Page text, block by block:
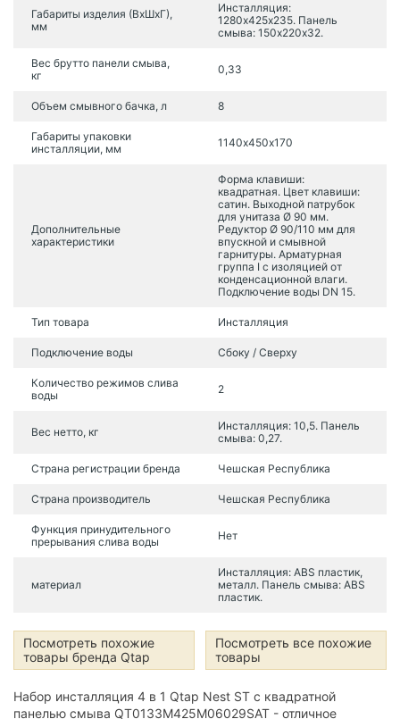
Габариты изделия (ВхШхГ),
мм
Инсталляция:
1280х425х235. Панель
смыва: 150х220х32.
Вес брутто панели смыва,
кг
0,33
Объем смывного бачка, л 8
Габариты упаковки
инсталляции, мм
1140х450х170
Дополнительные
характеристики
Форма клавиши:
квадратная. Цвет клавиши:
сатин. Выходной патрубок
для унитаза Ø 90 мм.
Редуктор Ø 90/110 мм для
впускной и смывной
гарнитуры. Арматурная
группа I с изоляцией от
конденсационной влаги.
Подключение воды DN 15.
Тип товара Инсталляция
Подключение воды Сбоку / Сверху
Количество режимов слива
воды
2
Вес нетто, кг
Инсталляция: 10,5. Панель
смыва: 0,27.
Страна регистрации бренда Чешская Республика
Страна производитель Чешская Республика
Функция принудительного
прерывания слива воды
Нет
материал
Инсталляция: ABS пластик,
металл. Панель смыва: ABS
пластик.
Посмотреть похожие
товары бренда Qtap
Посмотреть все похожие
товары
Набор инсталляция 4 в 1 Qtap Nest ST с квадратной
панелью смыва QT0133M425M06029SAT - отличное